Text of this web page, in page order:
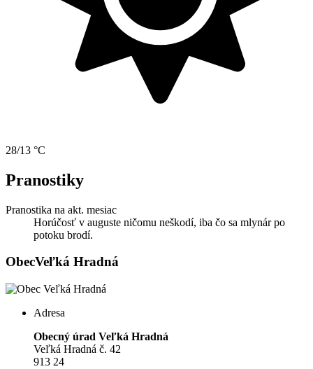
28/13 °C
Pranostiky
Pranostika na akt. mesiac
Horúčosť v auguste ničomu neškodí, iba čo sa mlynár po
potoku brodí.
ObecVeľká Hradná
Adresa
Obecný úrad Veľká Hradná
Veľká Hradná č. 42
913 24